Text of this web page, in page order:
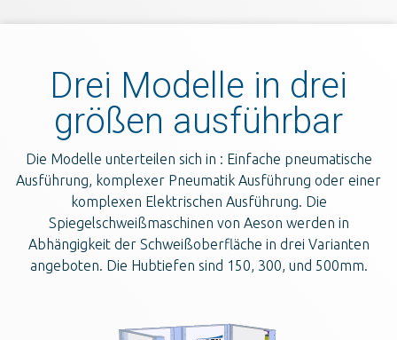
Drei Modelle in drei
größen ausführbar
Die Modelle unterteilen sich in : Einfache pneumatische
Ausführung, komplexer Pneumatik Ausführung oder einer
komplexen Elektrischen Ausführung. Die
Spiegelschweißmaschinen von Aeson werden in
Abhängigkeit der Schweißoberfläche in drei Varianten
angeboten. Die Hubtiefen sind 150, 300, und 500mm.